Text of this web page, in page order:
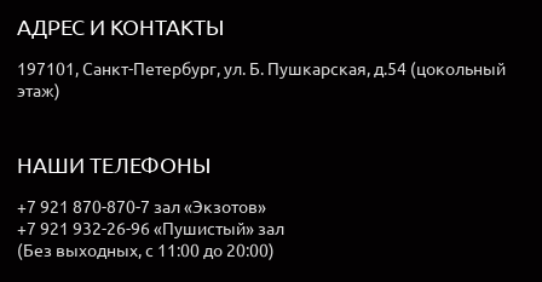
АДРЕС И КОНТАКТЫ
197101, Санкт-Петербург, ул. Б. Пушкарская, д.54 (цокольный
этаж)
НАШИ ТЕЛЕФОНЫ
+7 921 870-870-7 зал «Экзотов»
+7 921 932-26-96 «Пушистый» зал
(Без выходных, с 11:00 до 20:00)